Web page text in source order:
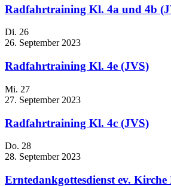
Radfahrtraining Kl. 4a und 4b
Di. 26
26. September 2023
Radfahrtraining Kl. 4e (JVS)
Mi. 27
27. September 2023
Radfahrtraining Kl. 4c (JVS)
Do. 28
28. September 2023
Erntedankgottesdienst ev.